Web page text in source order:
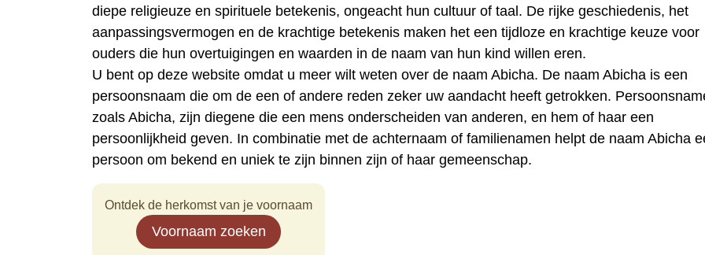
diepe religieuze en spirituele betekenis, ongeacht hun cultuur of taal. De rijke geschiedenis, het
aanpassingsvermogen en de krachtige betekenis maken het een tijdloze en krachtige keuze voor
ouders die hun overtuigingen en waarden in de naam van hun kind willen eren.
U bent op deze website omdat u meer wilt weten over de naam Abicha. De naam Abicha is een
persoonsnaam die om de een of andere reden zeker uw aandacht heeft getrokken.
zoals Abicha, zijn diegene die een mens onderscheiden van anderen, en hem of haar een
persoonlijkheid geven. In combinatie met de achternaam of familienamen helpt de naam Abicha
persoon om bekend en uniek te zijn binnen zijn of haar gemeenschap.
Ontdek de herkomst van je voornaam
Voornaam zoeken